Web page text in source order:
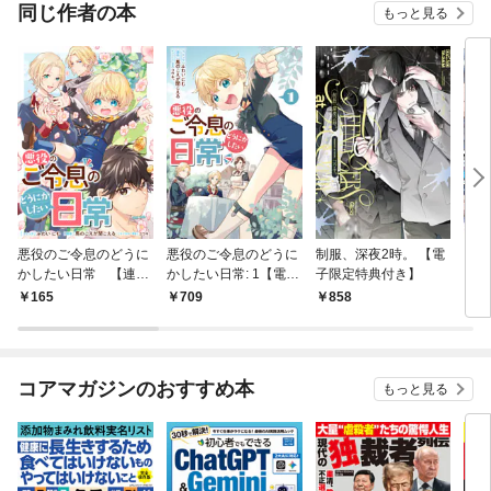
同じ作者の本 もっと見る
悪役のご令息のどうに
かしたい日常 【連載
版】: 1
165
悪役のご令息のどうに
かしたい日常: 1【電子
限定描き下ろしマンガ
709
制服、深夜2時。 【電
子限定特典付き】
858
コアマガジンのおすすめ本 もっと見る